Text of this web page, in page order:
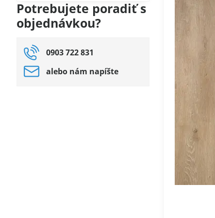
fulltextom
Potrebujete poradiť s
objednávkou?
0903 722 831
alebo nám napíšte